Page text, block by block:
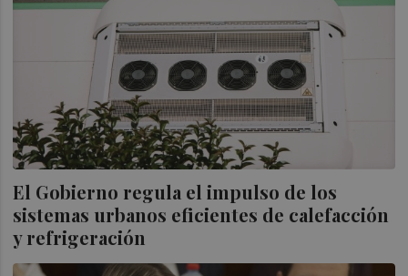
El Gobierno regula el impulso de los
sistemas urbanos eficientes de calefacción
y refrigeración